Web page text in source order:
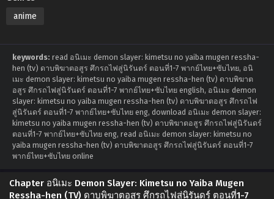
anime
keywords: read อนิเมะ demon slayer: kimetsu no yaiba mugen ressha-
hen (tv) ดาบพิฆาตอสูร ศึกรถไฟสู่นิรันดร์ ตอนที่1-7 พากย์ไทย+ซับไทย, อนิ
เมะ demon slayer: kimetsu no yaiba mugen ressha-hen (tv) ดาบพิฆาต
อสูร ศึกรถไฟสู่นิรันดร์ ตอนที่1-7 พากย์ไทย+ซับไทย english, อนิเมะ demon
slayer: kimetsu no yaiba mugen ressha-hen (tv) ดาบพิฆาตอสูร ศึกรถไฟ
สู่นิรันดร์ ตอนที่1-7 พากย์ไทย+ซับไทย eng, download อนิเมะ demon slayer:
kimetsu no yaiba mugen ressha-hen (tv) ดาบพิฆาตอสูร ศึกรถไฟสู่นิรันดร์
ตอนที่1-7 พากย์ไทย+ซับไทย eng, read อนิเมะ demon slayer: kimetsu no
yaiba mugen ressha-hen (tv) ดาบพิฆาตอสูร ศึกรถไฟสู่นิรันดร์ ตอนที่1-7
พากย์ไทย+ซับไทย online
Chapter อนิเมะ Demon Slayer: Kimetsu no Yaiba Mugen
Ressha-hen (TV) ดาบพิฆาตอสูร ศึกรถไฟสู่นิรันดร์ ตอนที่1-7